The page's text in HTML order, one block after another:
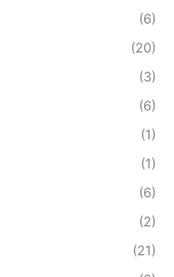
(6)
(20)
(3)
(6)
(1)
(1)
(6)
(2)
(21)